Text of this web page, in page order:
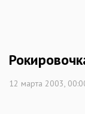
12 марта 2003,